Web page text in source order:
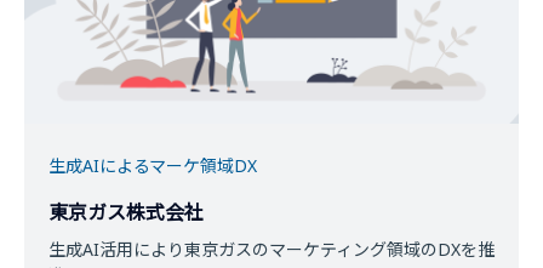
生成AIによるマーケ領域DX
東京ガス株式会社
生成AI活用により東京ガスのマーケティング領域のDXを推